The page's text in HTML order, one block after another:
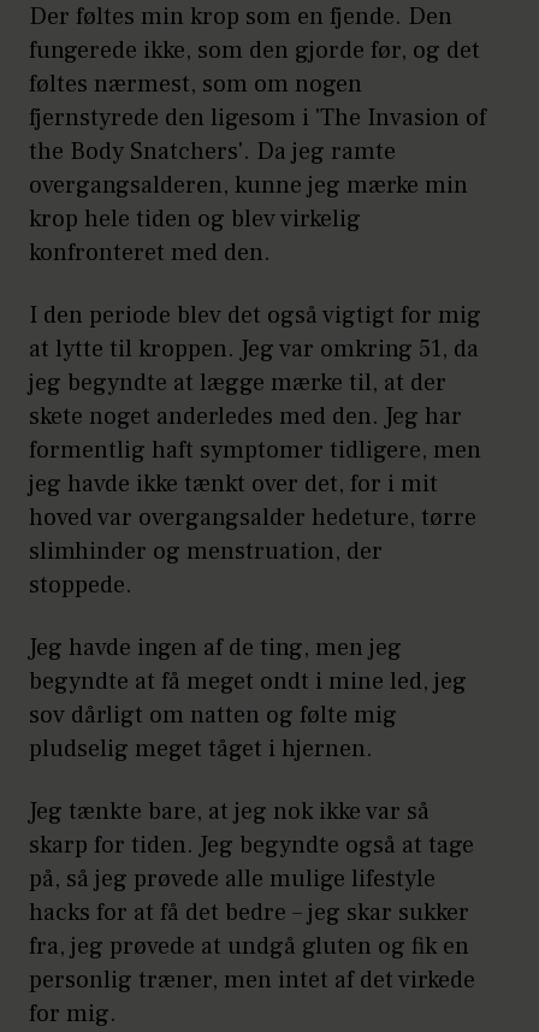
Der føltes min krop som en fjende. Den
fungerede ikke, som den gjorde før, og det
føltes nærmest, som om nogen
fjernstyrede den ligesom i 'The Invasion of
the Body Snatchers'. Da jeg ramte
overgangsalderen, kunne jeg mærke min
krop hele tiden og blev virkelig
konfronteret med den.
I den periode blev det også vigtigt for mig
at lytte til kroppen. Jeg var omkring 51, da
jeg begyndte at lægge mærke til, at der
skete noget anderledes med den. Jeg har
formentlig haft symptomer tidligere, men
jeg havde ikke tænkt over det, for i mit
hoved var overgangsalder hedeture, tørre
slimhinder og menstruation, der
stoppede.
Jeg havde ingen af de ting, men jeg
begyndte at få meget ondt i mine led, jeg
sov dårligt om natten og følte mig
pludselig meget tåget i hjernen.
Jeg tænkte bare, at jeg nok ikke var så
skarp for tiden. Jeg begyndte også at tage
på, så jeg prøvede alle mulige lifestyle
hacks for at få det bedre – jeg skar sukker
fra, jeg prøvede at undgå gluten og fik en
personlig træner, men intet af det virkede
for mig.